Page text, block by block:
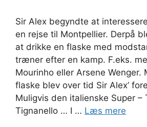
Sir Alex begyndte at
en rejse til Montpellier. Derpå
at drikke en flaske med
træner efter en kamp. F.eks.
Mourinho eller Arsene Wenger.
flaske blev over tid Sir Alex’
Muligvis den italienske Super –
Tignanello … I … Læs mere